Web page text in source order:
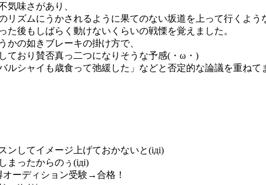
気味さがあり、
ズムにうかされるように果てのない坂道を上って行くよう
後もしばらく動けないくらいの戦慄を覚えました。
かの如きブレーキの掛け方で、
ており賛否真っ二つになりそうな予感(・ω・)
ルシャイも歳食って弛緩した」などと否定的な論議を重ね
ンしてイメージ上げておかないと(iдi)
まったからのぅ(iдi)
ーディション受験→合格！